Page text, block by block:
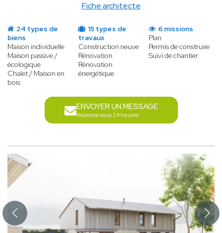
Fiche architecte
24 types de
biens
Maison individuelle
Maison passive /
écologique
Chalet / Maison en
bois
15 types de
travaux
Construction neuve
Rénovation
Rénovation
énergétique
6 missions
Plan
Permis de construire
Suivi de chantier
ENVOYER UN MESSAGE
Réponse sous 24 heures